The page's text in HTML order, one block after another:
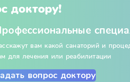
доктору!
вам какой санаторий и
для лечения или реабилитации
вопрос доктору